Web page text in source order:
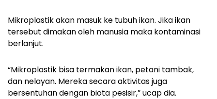
Mikroplastik akan masuk ke tubuh ikan. Jika ikan
tersebut dimakan oleh manusia maka kontaminasi
berlanjut.
“Mikroplastik bisa termakan ikan, petani tambak,
dan nelayan. Mereka secara aktivitas juga
bersentuhan dengan biota pesisir,” ucap dia.